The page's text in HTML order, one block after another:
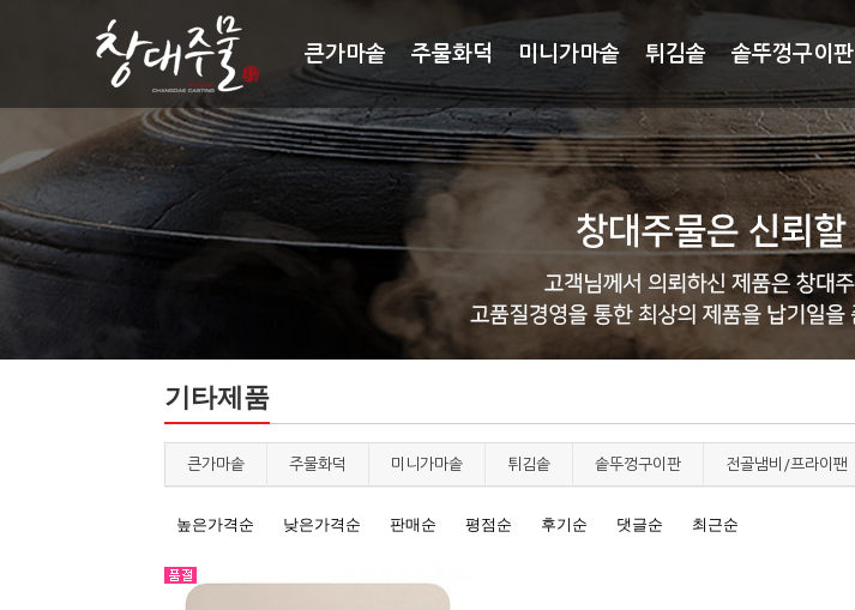
큰가마솥 주물화덕 미니가마솥 튀김솥 솥뚜껑구이판
기타제품
큰가마솥 주물화덕 미니가마솥 튀김솥 솥뚜껑구이판 전골냄비/프라이팬
높은가격순 낮은가격순 판매순 평점순 후기순 댓글순 최근순